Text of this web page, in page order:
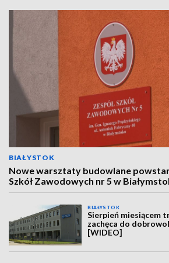
BIAŁYSTOK
Nowe warsztaty budowlane
Szkół Zawodowych nr 5 w
BIAŁYSTOK
Sierpień miesiącem
zachęca do
[WIDEO]